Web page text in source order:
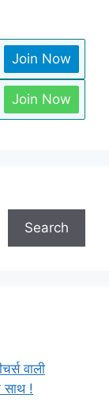
Join Now
Join Now
Search
वाली
साथ !